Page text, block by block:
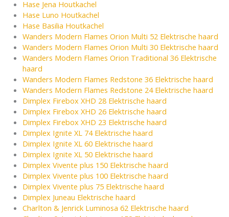
Hase Jena Houtkachel
Hase Luno Houtkachel
Hase Basilia Houtkachel
Wanders Modern Flames Orion Multi 52 Elektrische haard
Wanders Modern Flames Orion Multi 30 Elektrische haard
Wanders Modern Flames Orion Traditional 36 Elektrische
haard
Wanders Modern Flames Redstone 36 Elektrische haard
Wanders Modern Flames Redstone 24 Elektrische haard
Dimplex Firebox XHD 28 Elektrische haard
Dimplex Firebox XHD 26 Elektrische haard
Dimplex Firebox XHD 23 Elektrische haard
Dimplex Ignite XL 74 Elektrische haard
Dimplex Ignite XL 60 Elektrische haard
Dimplex Ignite XL 50 Elektrische haard
Dimplex Vivente plus 150 Elektrische haard
Dimplex Vivente plus 100 Elektrische haard
Dimplex Vivente plus 75 Elektrische haard
Dimplex Juneau Elektrische haard
Charlton & Jenrick Luminosa 62 Elektrische haard